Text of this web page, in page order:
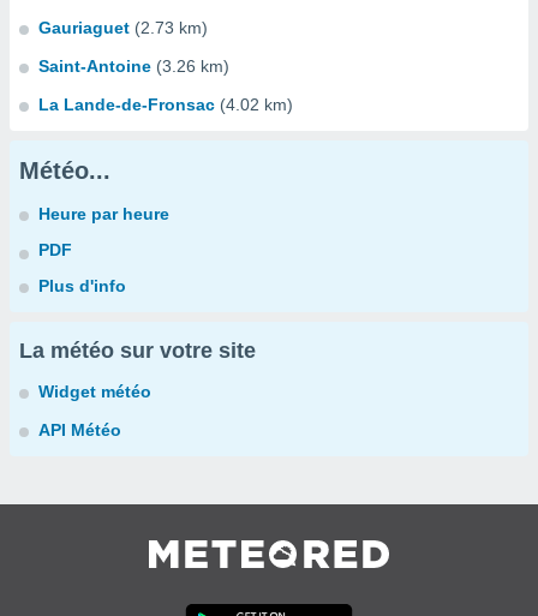
Gauriaguet (2.73 km)
Saint-Antoine (3.26 km)
La Lande-de-Fronsac (4.02 km)
Météo...
Heure par heure
PDF
Plus d'info
La météo sur votre site
Widget météo
API Météo